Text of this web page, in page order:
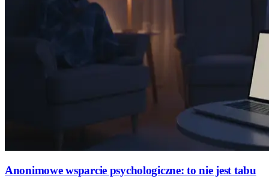
Anonimowe wsparcie psychologiczne: to nie jest tabu